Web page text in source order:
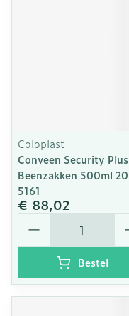
Coloplast
Conveen Security Plus
Beenzakken 500ml 20
5161
€ 88,02
Aantal
Bestel